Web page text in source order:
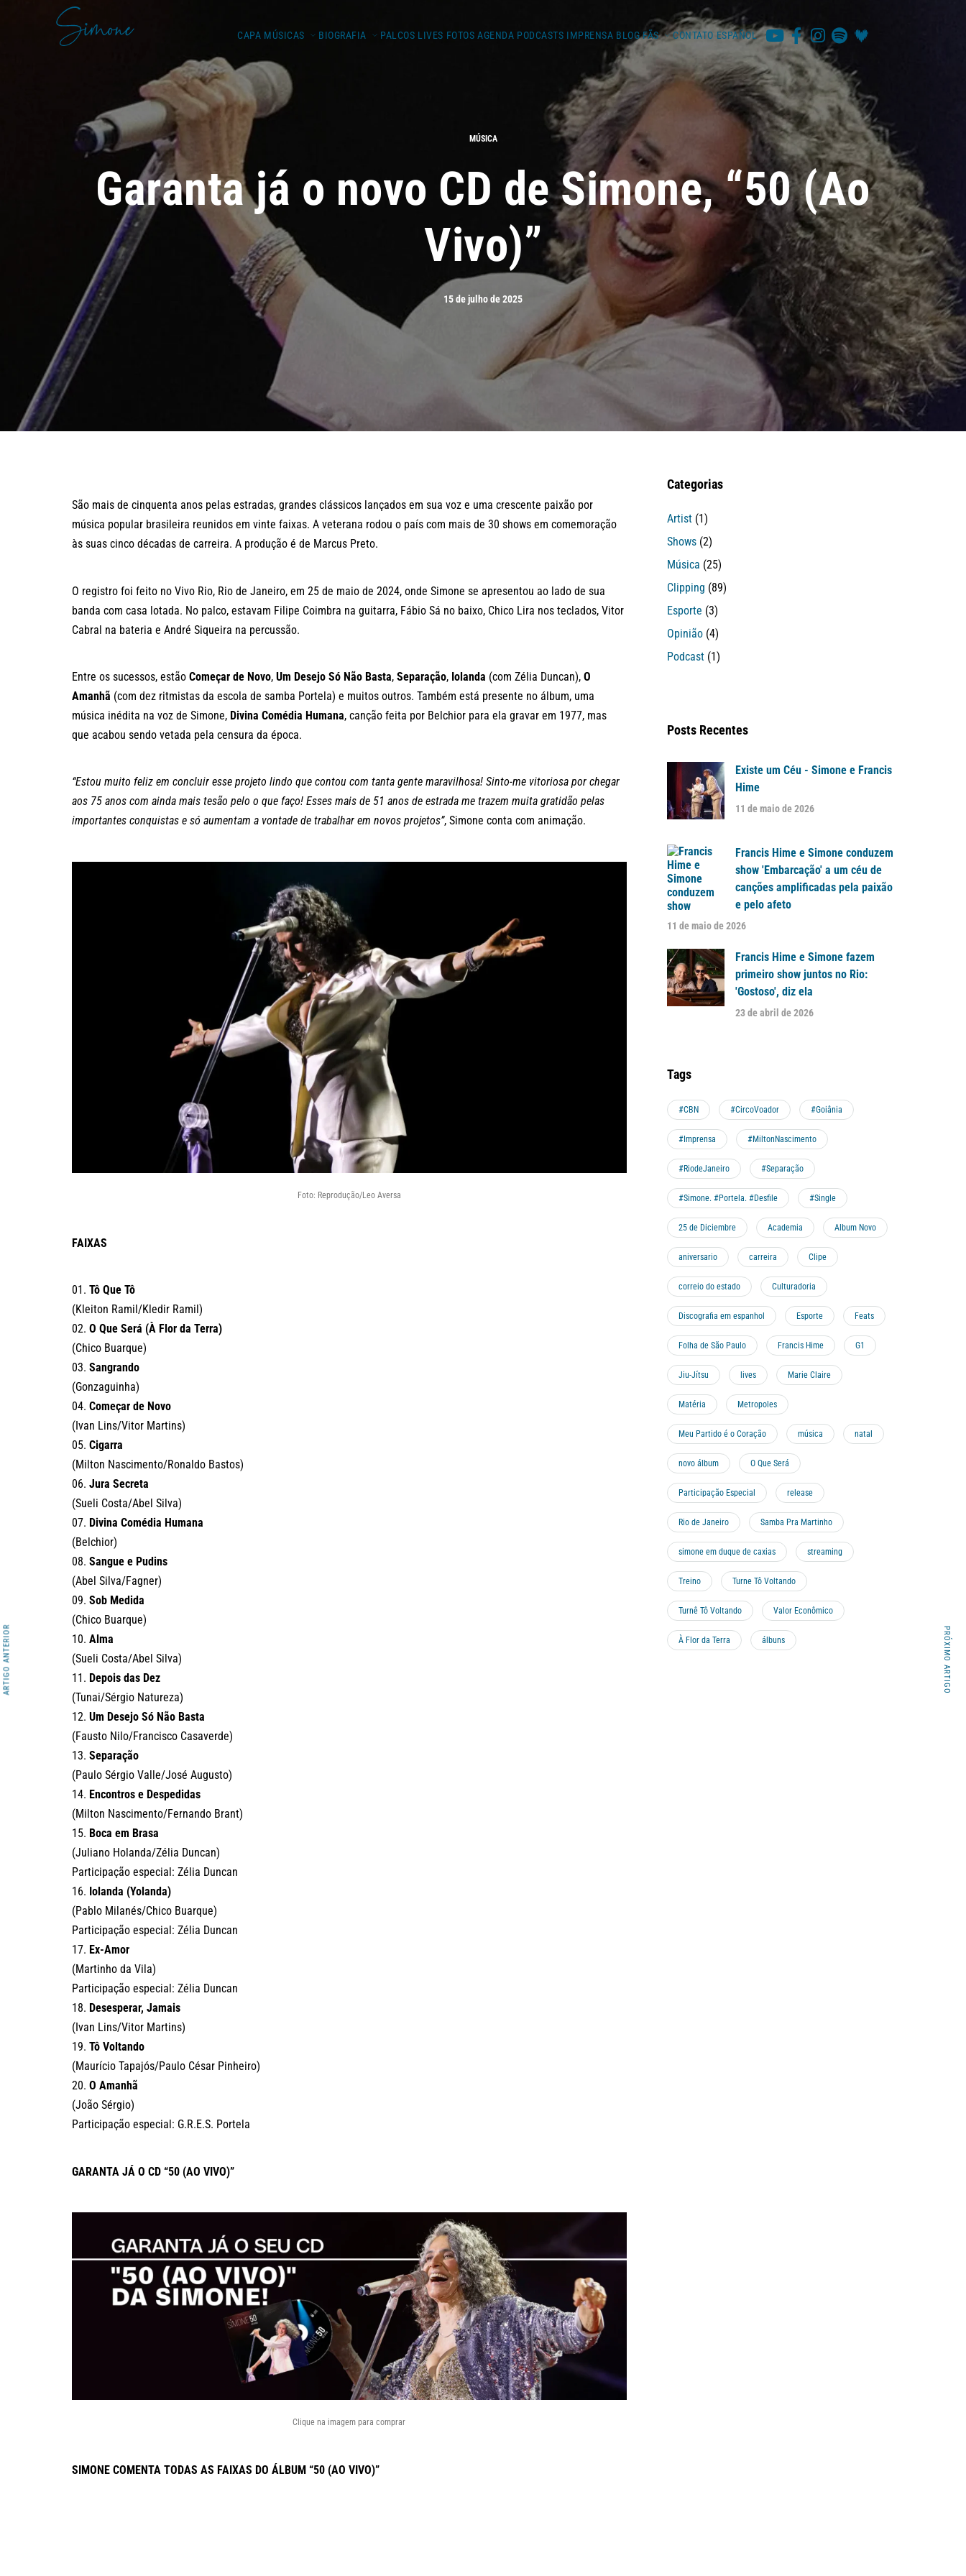
CAPA MÚSICAS BIOGRAFIA PALCOS LIVES FOTOS AGENDA PODCASTS IMPRENSA BLOG FÃS CONTATO ESPAÑOL
MÚSICA
Garanta já o novo CD de Simone, “50 (Ao
Vivo)”
15 de julho de 2025
São mais de cinquenta anos pelas estradas, grandes clássicos lançados em sua voz e uma crescente paixão por
música popular brasileira reunidos em vinte faixas. A veterana rodou o país com mais de 30 shows em comemoração
às suas cinco décadas de carreira. A produção é de Marcus Preto.
O registro foi feito no Vivo Rio, Rio de Janeiro, em 25 de maio de 2024, onde Simone se apresentou ao lado de sua
banda com casa lotada. No palco, estavam Filipe Coimbra na guitarra, Fábio Sá no baixo, Chico Lira nos teclados, Vitor
Cabral na bateria e André Siqueira na percussão.
Entre os sucessos, estão Começar de Novo, Um Desejo Só Não Basta, Separação, Iolanda (com Zélia Duncan), O
Amanhã (com dez ritmistas da escola de samba Portela) e muitos outros. Também está presente no álbum, uma
música inédita na voz de Simone, Divina Comédia Humana, canção feita por Belchior para ela gravar em 1977, mas
que acabou sendo vetada pela censura da época.
“Estou muito feliz em concluir esse projeto lindo que contou com tanta gente maravilhosa! Sinto-me vitoriosa por chegar
aos 75 anos com ainda mais tesão pelo o que faço! Esses mais de 51 anos de estrada me trazem muita gratidão pelas
importantes conquistas e só aumentam a vontade de trabalhar em novos projetos”, Simone conta com animação.
Foto: Reprodução/Leo Aversa
FAIXAS
01. Tô Que Tô
(Kleiton Ramil/Kledir Ramil)
02. O Que Será (À Flor da Terra)
(Chico Buarque)
03. Sangrando
(Gonzaguinha)
04. Começar de Novo
(Ivan Lins/Vitor Martins)
05. Cigarra
(Milton Nascimento/Ronaldo Bastos)
06. Jura Secreta
(Sueli Costa/Abel Silva)
07. Divina Comédia Humana
(Belchior)
08. Sangue e Pudins
(Abel Silva/Fagner)
09. Sob Medida
(Chico Buarque)
10. Alma
(Sueli Costa/Abel Silva)
11. Depois das Dez
(Tunai/Sérgio Natureza)
12. Um Desejo Só Não Basta
(Fausto Nilo/Francisco Casaverde)
13. Separação
(Paulo Sérgio Valle/José Augusto)
14. Encontros e Despedidas
(Milton Nascimento/Fernando Brant)
15. Boca em Brasa
(Juliano Holanda/Zélia Duncan)
Participação especial: Zélia Duncan
16. Iolanda (Yolanda)
(Pablo Milanés/Chico Buarque)
Participação especial: Zélia Duncan
17. Ex-Amor
(Martinho da Vila)
Participação especial: Zélia Duncan
18. Desesperar, Jamais
(Ivan Lins/Vitor Martins)
19. Tô Voltando
(Maurício Tapajós/Paulo César Pinheiro)
20. O Amanhã
(João Sérgio)
Participação especial: G.R.E.S. Portela
GARANTA JÁ O CD “50 (AO VIVO)”
Clique na imagem para comprar
SIMONE COMENTA TODAS AS FAIXAS DO ÁLBUM “50 (AO VIVO)”
ARTIGO ANTERIOR PRÓXIMO ARTIGO
Categorias
Artist (1)
Shows (2)
Música (25)
Clipping (89)
Esporte (3)
Opinião (4)
Podcast (1)
Posts Recentes
Existe um Céu - Simone e Francis
Hime
11 de maio de 2026
Francis Hime e Simone conduzem
show 'Embarcação' a um céu de
canções amplificadas pela paixão
e pelo afeto
11 de maio de 2026
Francis Hime e Simone fazem
primeiro show juntos no Rio:
'Gostoso', diz ela
23 de abril de 2026
Tags
#CBN #CircoVoador #Goiânia
#Imprensa #MiltonNascimento
#RiodeJaneiro #Separação
#Simone. #Portela. #Desfile #Single
25 de Diciembre Academia Album Novo
aniversario carreira Clipe
correio do estado Culturadoria
Discografia em espanhol Esporte Feats
Folha de São Paulo Francis Hime G1
Jiu-Jítsu lives Marie Claire
Matéria Metropoles
Meu Partido é o Coração música natal
novo álbum O Que Será
Participação Especial release
Rio de Janeiro Samba Pra Martinho
simone em duque de caxias streaming
Treino Turne Tô Voltando
Turnê Tô Voltando Valor Econômico
À Flor da Terra álbuns